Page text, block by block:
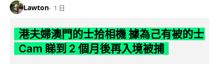
Lawton 1 日
港夫婦澳門的士拾相機 據為己有被的士
Cam 睇到 2 個月後再入境被捕